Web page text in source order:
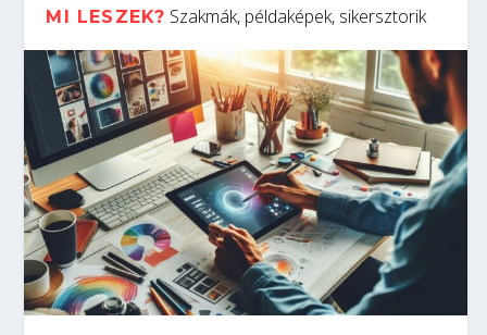
Hogyan készíts ATS-barát önéletrajzot?
Így növelheted az esélyedet az
állásinterjúra...
Kitalálod, mire használják ezeket a
gépeket?
Nem sikerült az egyetemi felvételi?
Tanulj szakmát!
Szoftverfejlesztő: verseny kódban –
amikor néhány sor program dönti el a
világversenyt...
MI LESZEK? Szakmák, példaképek, sikersztorik